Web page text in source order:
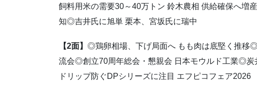
飼料用米の需要30～40万トン 鈴木農相 供給確保へ増
知◎吉井氏に旭単 栗本、宮坂氏に瑞中
【2面】 ◎鶏卵相場、下げ局面へ もも肉は底堅く推移
流会◎創立70周年総会・懇親会 日本モウルド工業◎
ドリップ防ぐDPシリーズに注目 エフピコフェア2026